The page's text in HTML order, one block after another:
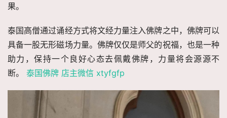
果。
泰国高僧通过诵经方式将文经力量注入佛牌之中，佛牌可以
具备一股无形磁场力量。佛牌仅仅是师父的祝福，也是一种
助力，保持一个良好心态去佩戴佛牌，力量将会源源不
断。
泰国佛牌 店主微信 xtyfgfp